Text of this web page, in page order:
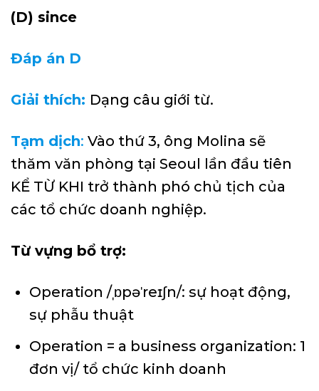
(D) since
Đáp án D
Giải thích: Dạng câu giới từ.
Tạm dịch: Vào thứ 3, ông Molina sẽ
thăm văn phòng tại Seoul lần đầu tiên
KỂ TỪ KHI trở thành phó chủ tịch của
các tổ chức doanh nghiệp.
Từ vựng bổ trợ:
Operation /ˌɒpəˈreɪʃn/: sự hoạt động,
sự phẫu thuật
Operation = a business organization: 1
đơn vị/ tổ chức kinh doanh